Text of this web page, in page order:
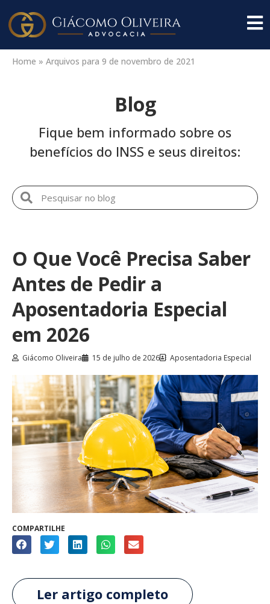
Home » Arquivos para 9 de novembro de 2021
Blog
Fique bem informado sobre os
benefícios do INSS e seus direitos:
O Que Você Precisa Saber
Antes de Pedir a
Aposentadoria Especial
em 2026
Giácomo Oliveira 15 de julho de 2026 Aposentadoria Especial
COMPARTILHE
Ler artigo completo